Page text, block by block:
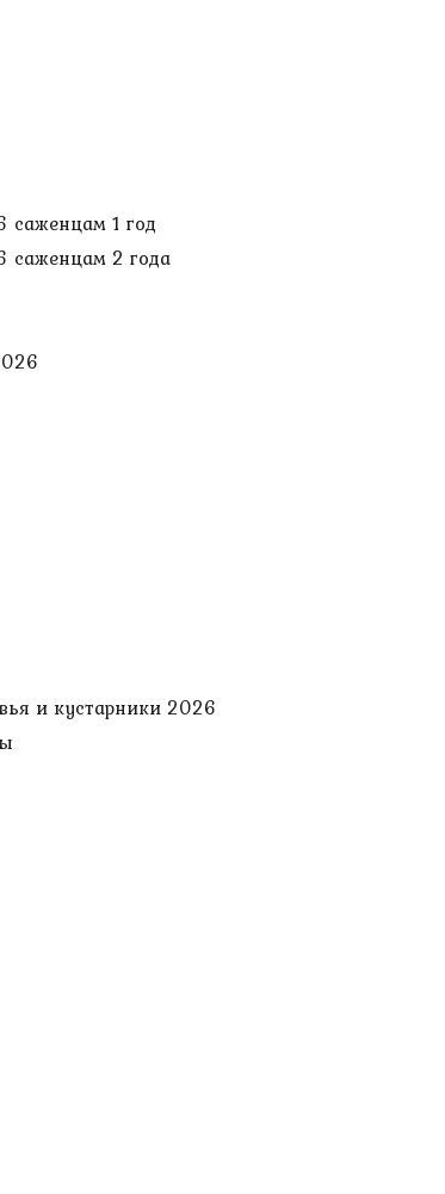
саженцам 1 год
саженцам 2 года
и кустарники 2026